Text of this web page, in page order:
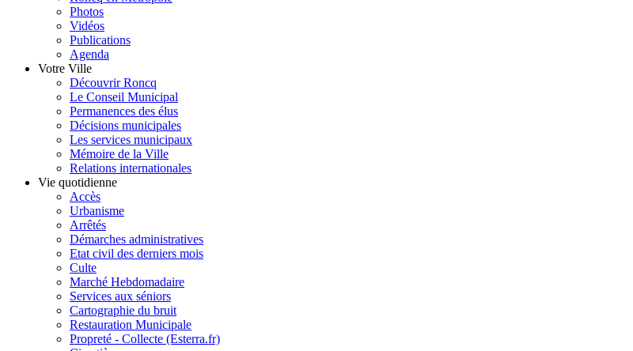
Photos
Vidéos
Publications
Agenda
Votre Ville
Découvrir Roncq
Le Conseil Municipal
Permanences des élus
Décisions municipales
Les services municipaux
Mémoire de la Ville
Relations internationales
Vie quotidienne
Accès
Urbanisme
Arrêtés
Démarches administratives
Etat civil des derniers mois
Culte
Marché Hebdomadaire
Services aux séniors
Cartographie du bruit
Restauration Municipale
Propreté - Collecte (Esterra.fr)